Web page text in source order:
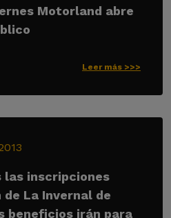
Motorland abre
Leer más >>>
las inscripciones
La Invernal de
beneficios irán para